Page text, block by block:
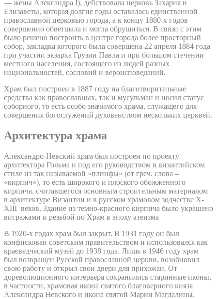
— жены Александра I), действовала церковь Захария и
Елизаветы, которая долгие годы оставалась единственной
православной церковью города, а к концу 1880-х годов
совершенно обветшала и могла обрушиться. В связи с этим
было решено построить в центре города более просторный
собор, закладка которого была совершена 22 апреля 1884 года
при участии экзарха Грузии Павла и при большом стечении
местного населения, состоящего из людей разных
национальностей, сословий и вероисповеданий.
Храм был построен в 1887 году на благотворительные
средства как православных, так и мусульман и носил статус
соборного, то есть особо значимого храма, служащего для
совершения богослужений духовенством нескольких церквей.
Архитектура храма
Александро-Невский храм был построен по проекту
архитектора Гольма и под его руководством в византийском
стиле из так называемой «плинфы» (от греч. слова –
«кирпич»), то есть широкого и плоского обожженного
кирпича, считавшегося основным строительным материалом
в архитектуре Византии и в русском храмовом зодчестве X-
XIII веков. Здание из темно-красного кирпича было украшено
витражами и резьбой по Храм в эпоху атеизма
В 1920-х годах храм был закрыт. В 1931 году он был
конфискован советским правительством и использовался как
краеведческий музей до 1938 года. Лишь в 1946 году храм
был возвращен Русской православной церкви, возобновил
свою работу и открыл свои двери для прихожан. От
дореволюционного интерьера сохранились старинные иконы,
в частности, храмовая икона святого благоверного князя
Александра Невского и икона святой Марии Магдалины.